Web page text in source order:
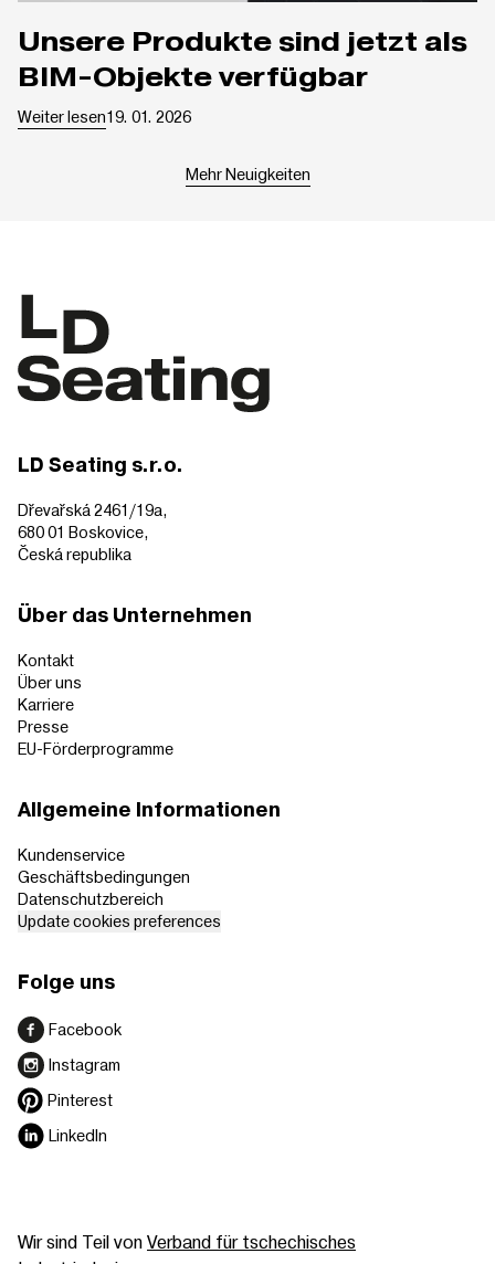
Unsere Produkte sind jetzt als
BIM-Objekte verfügbar
Weiter lesen19. 01. 2026
Mehr Neuigkeiten
LD Seating s.r.o.
Dřevařská 2461/19a,
680 01 Boskovice,
Česká republika
Über das Unternehmen
Kontakt
Über uns
Karriere
Presse
EU-Förderprogramme
Allgemeine Informationen
Kundenservice
Geschäftsbedingungen
Datenschutzbereich
Update cookies preferences
Folge uns
Facebook
Instagram
Pinterest
LinkedIn
Wir sind Teil vonVerband für tschechisches